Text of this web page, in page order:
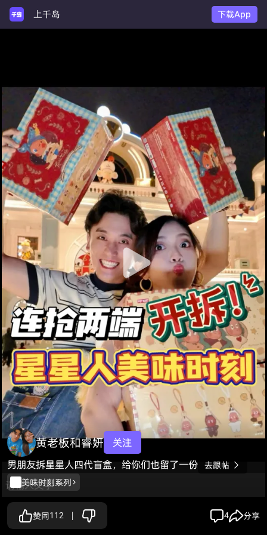
上千岛 下载App
黄老板和睿妍
关注
男朋友拆星星人四代盲盒，给你们也留了一份
去跟帖 
美味时刻系列
赞同112 4 分享